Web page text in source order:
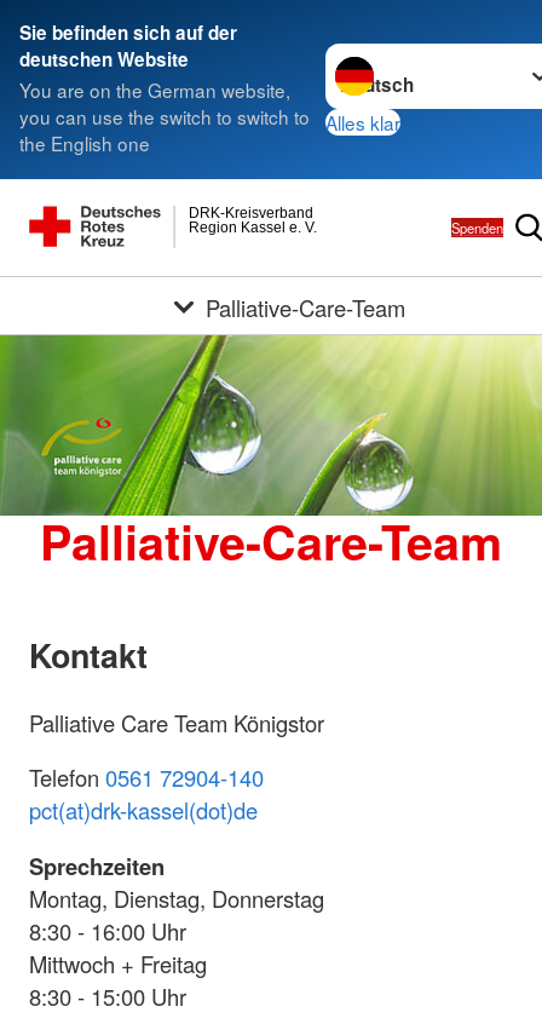
Sie befinden sich auf der
deutschen Website
You are on the German website,
you can use the switch to switch to
the English one
Sprache wechseln zu
Alles klar
Region Kassel e. V.
DRK-Kreisverband
Spenden
Palliative-Care-Team
Palliative-Care-Team
Kontakt
Palliative Care Team Königstor
Telefon 0561 72904-140
pct(at)drk-kassel(dot)de
Sprechzeiten
Montag, Dienstag, Donnerstag
8:30 - 16:00 Uhr
Mittwoch + Freitag
8:30 - 15:00 Uhr